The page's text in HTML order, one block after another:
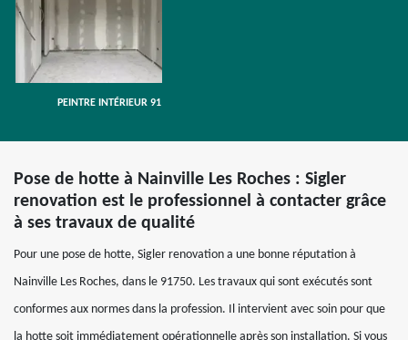
PEINTRE INTÉRIEUR 91
Pose de hotte à Nainville Les Roches : Sigler
renovation est le professionnel à contacter grâce
à ses travaux de qualité
Pour une pose de hotte, Sigler renovation a une bonne réputation à
Nainville Les Roches, dans le 91750. Les travaux qui sont exécutés sont
conformes aux normes dans la profession. Il intervient avec soin pour que
la hotte soit immédiatement opérationnelle après son installation. Si vous